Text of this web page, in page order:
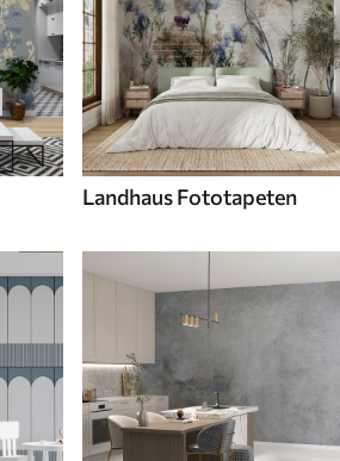
Landhaus Fototapeten